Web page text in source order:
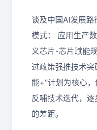
谈及中国AI发展路
模式： 应用生产
义芯片-芯片赋能
过政策强推技术突
能+”计划为核心
反哺技术迭代，
的差距。